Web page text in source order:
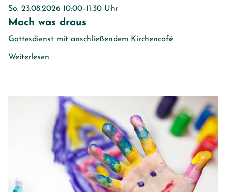
So. 23.08.2026 10:00–11:30 Uhr
Mach was draus
Gottesdienst mit anschließendem Kirchencafé
Weiterlesen